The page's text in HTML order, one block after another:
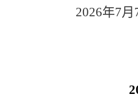
年7月7